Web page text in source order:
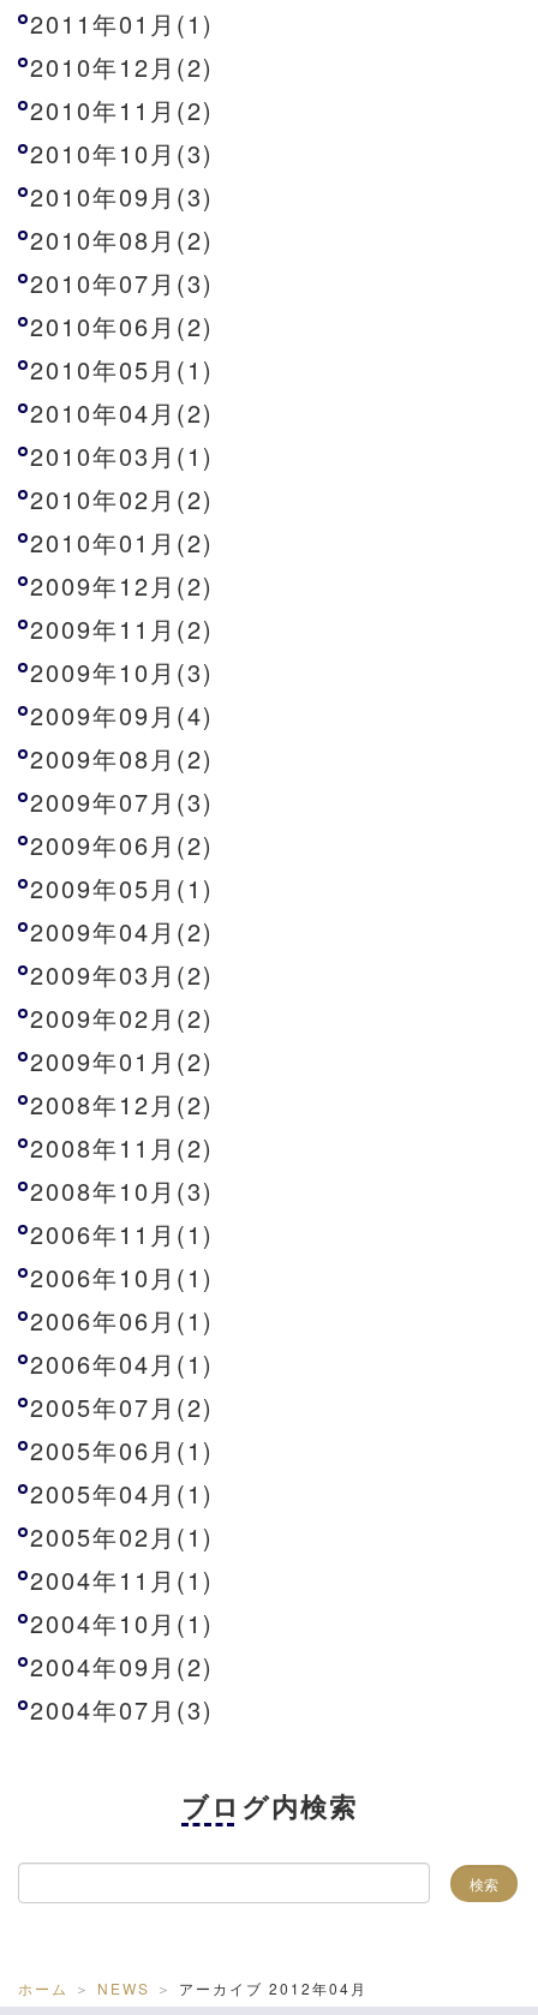
2011年01月(1)
2010年12月(2)
2010年11月(2)
2010年10月(3)
2010年09月(3)
2010年08月(2)
2010年07月(3)
2010年06月(2)
2010年05月(1)
2010年04月(2)
2010年03月(1)
2010年02月(2)
2010年01月(2)
2009年12月(2)
2009年11月(2)
2009年10月(3)
2009年09月(4)
2009年08月(2)
2009年07月(3)
2009年06月(2)
2009年05月(1)
2009年04月(2)
2009年03月(2)
2009年02月(2)
2009年01月(2)
2008年12月(2)
2008年11月(2)
2008年10月(3)
2006年11月(1)
2006年10月(1)
2006年06月(1)
2006年04月(1)
2005年07月(2)
2005年06月(1)
2005年04月(1)
2005年02月(1)
2004年11月(1)
2004年10月(1)
2004年09月(2)
2004年07月(3)
ブログ内検索
ホーム NEWS アーカイブ 2012年04月